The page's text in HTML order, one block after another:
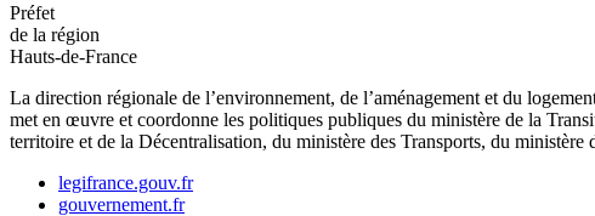
Préfet
de la région
Hauts-de-France
La direction régionale de l’environnement, de l’aménagement et du
met en œuvre et coordonne les politiques publiques du ministère de la
territoire et de la Décentralisation, du ministère des Transports, du
legifrance.gouv.fr
gouvernement.fr